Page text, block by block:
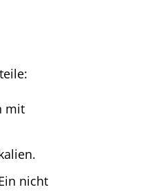
mit
nicht